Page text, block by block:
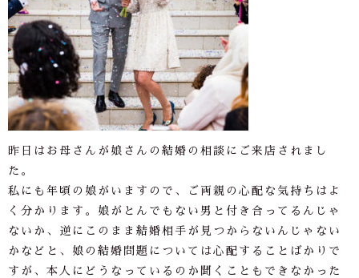
昨日はお母さんが娘さんの結婚の相談にご来店されまし
た。
私にも年頃の娘がいますので、ご両親の心配な気持ちはよ
く分かります。娘がとんでもない男と付き合ってるんじゃ
ないか、逆にこのまま結婚相手が見つからないんじゃない
かなどと、娘の結婚問題については心配することばかりで
すが、本人にどうなっているのか聞くこともできなかった